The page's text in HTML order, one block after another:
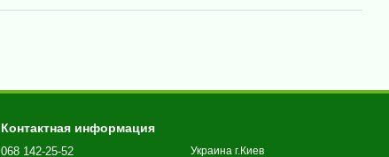
Контактная информация
068 142-25-52 Украина г.Киев